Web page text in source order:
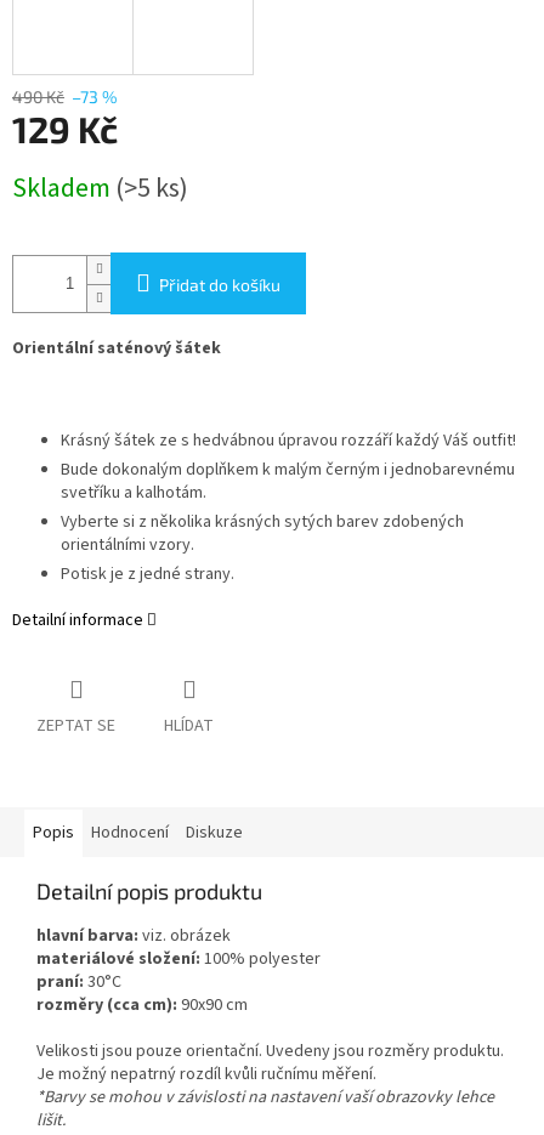
490 Kč –73 %
129 Kč
cena:
Skladem (>5 ks)
Přidat do košíku
Orientální saténový šátek
Krásný šátek ze s hedvábnou úpravou rozzáří každý Váš outfit!
Bude dokonalým doplňkem k malým černým i jednobarevnému
svetříku a kalhotám.
Vyberte si z několika krásných sytých barev zdobených
orientálními vzory.
Potisk je z jedné strany.
Detailní informace
ZEPTAT SE HLÍDAT
Popis Hodnocení Diskuze
Detailní popis produktu
hlavní barva: viz. obrázek
materiálové složení: 100% polyester
praní: 30°C
rozměry (cca cm): 90x90 cm
Velikosti jsou pouze orientační. Uvedeny jsou rozměry produktu.
Je možný nepatrný rozdíl kvůli ručnímu měření.
*Barvy se mohou v závislosti na nastavení vaší obrazovky lehce
lišit.